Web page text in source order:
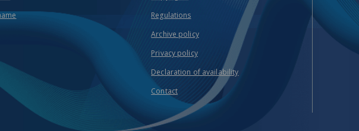
Regulations
Archive policy
Privacy policy
Declaration of availability
Contact